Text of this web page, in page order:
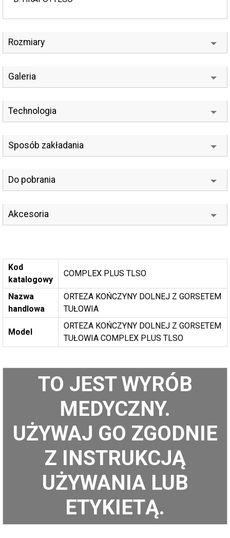
Rozmiary
Galeria
Technologia
Sposób zakładania
Do pobrania
Akcesoria
Kod
katalogowy
COMPLEX PLUS TLSO
Nazwa
handlowa
ORTEZA KOŃCZYNY DOLNEJ Z GORSETEM
TUŁOWIA
Model
ORTEZA KOŃCZYNY DOLNEJ Z GORSETEM
TUŁOWIA COMPLEX PLUS TLSO
TO JEST WYRÓB
MEDYCZNY.
UŻYWAJ GO ZGODNIE
Z INSTRUKCJĄ
UŻYWANIA LUB
ETYKIETĄ.